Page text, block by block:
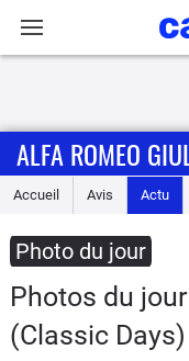
Accueil
Essais
Guide
d'achat
ALFA ROMEO
Accueil Avis Actu
Photo du jour
Photos du
(Classic Days)